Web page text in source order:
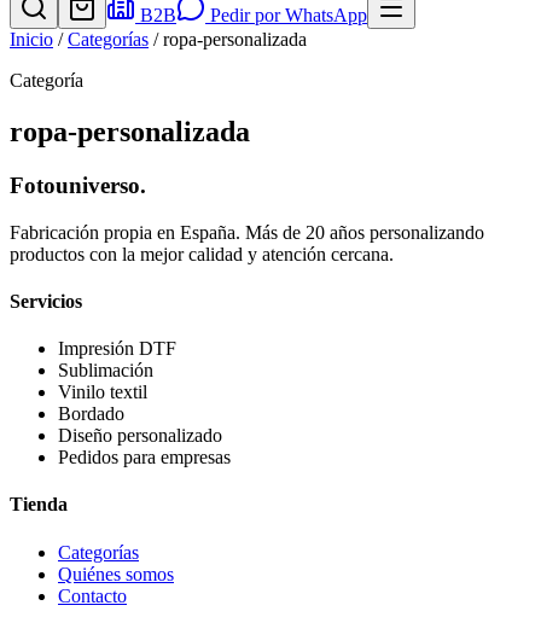
B2B
Pedir por WhatsApp
Inicio /Categorías /ropa-personalizada
Categoría
ropa-personalizada
Fotouniverso.
Fabricación propia en España. Más de 20 años personalizando
productos con la mejor calidad y atención cercana.
Servicios
Impresión DTF
Sublimación
Vinilo textil
Bordado
Diseño personalizado
Pedidos para empresas
Tienda
Categorías
Quiénes somos
Contacto